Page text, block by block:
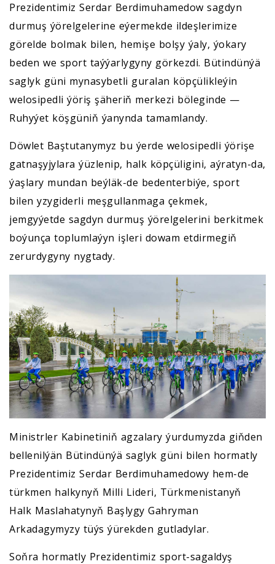
Prezidentimiz Serdar Berdimuhamedow sagdyn
durmuş ýörelgelerine eýermekde ildeşlerimize
görelde bolmak bilen, hemişe bolşy ýaly, ýokary
beden we sport taýýarlygyny görkezdi. Bütindünýä
saglyk güni mynasybetli guralan köpçülikleýin
welosipedli ýöriş şäheriň merkezi böleginde —
Ruhyýet köşgüniň ýanynda tamamlandy.
Döwlet Baştutanymyz bu ýerde welosipedli ýörişe
gatnaşyjylara ýüzlenip, halk köpçüligini, aýratyn-da,
ýaşlary mundan beýläk-de bedenterbiýe, sport
bilen yzygiderli meşgullanmaga çekmek,
jemgyýetde sagdyn durmuş ýörelgelerini berkitmek
boýunça toplumlaýyn işleri dowam etdirmegiň
zerurdygyny nygtady.
Ministrler Kabinetiniň agzalary ýurdumyzda giňden
bellenilýän Bütindünýä saglyk güni bilen hormatly
Prezidentimiz Serdar Berdimuhamedowy hem-de
türkmen halkynyň Milli Lideri, Türkmenistanyň
Halk Maslahatynyň Başlygy Gahryman
Arkadagymyzy tüýs ýürekden gutladylar.
Soňra hormatly Prezidentimiz sport-sagaldyş